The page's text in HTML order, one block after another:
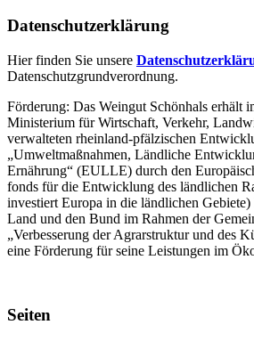
Datenschutzerklärung
Hier finden Sie unsere
Datenschutzgrundverordnung.
Förderung: Das Weingut Schönhals erhält
Minis­terium für Wirtschaft, Verkehr,
verwal­teten rhein­land-pfälzischen
„Umwelt­maßnahmen, Länd­liche
Ernährung“ (EULLE) durch den
fonds für die Entwick­lung des länd­lichen
investiert Europa in die ländlichen
Land und den Bund im Rahmen der
„Verbes­serung der Agrar­struktur und des
eine Förderung für seine Leis­tungen im
Seiten